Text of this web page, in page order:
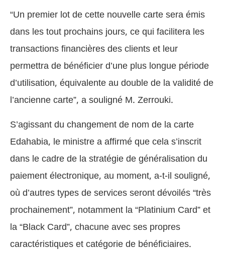
“Un premier lot de cette nouvelle carte sera émis
dans les tout prochains jours, ce qui facilitera les
transactions financières des clients et leur
permettra de bénéficier d’une plus longue période
d’utilisation, équivalente au double de la validité de
l’ancienne carte”, a souligné M. Zerrouki.
S’agissant du changement de nom de la carte
Edahabia, le ministre a affirmé que cela s’inscrit
dans le cadre de la stratégie de généralisation du
paiement électronique, au moment, a-t-il souligné,
où d’autres types de services seront dévoilés “très
prochainement”, notamment la “Platinium Card” et
la “Black Card”, chacune avec ses propres
caractéristiques et catégorie de bénéficiaires.